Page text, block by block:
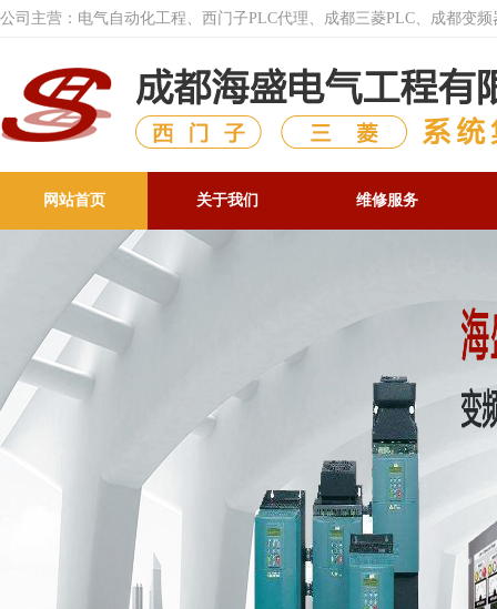
公司主营：电气自动化工程、西门子PLC代理、成都三菱PLC、成都变
网站首页 关于我们 维修服务